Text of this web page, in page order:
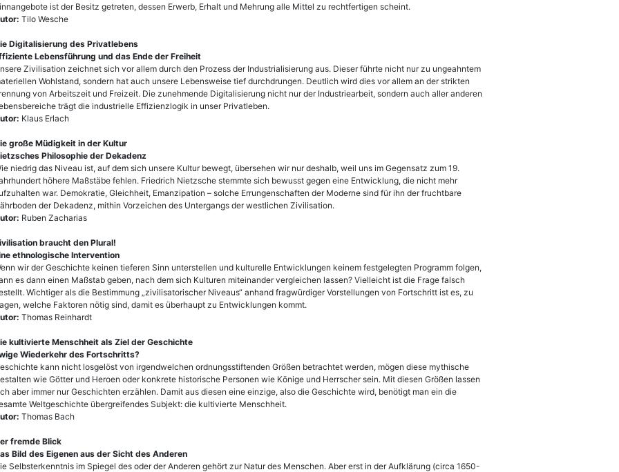
ist der Besitz getreten, dessen Erwerb, Erhalt und Mehrung alle Mittel zu rechtfertigen scheint.
Tilo Wesche
Digitalisierung des Privatlebens
Lebensführung und das Ende der Freiheit
Zivilisation zeichnet sich vor allem durch den Prozess der Industrialisierung aus. Dieser führte nicht nur zu ungeahntem
Wohlstand, sondern hat auch unsere Lebensweise tief durchdrungen. Deutlich wird dies vor allem an der strikten
von Arbeitszeit und Freizeit. Die zunehmende Digitalisierung nicht nur der Industriearbeit, sondern auch aller anderen
trägt die industrielle Effizienzlogik in unser Privatleben.
Klaus Erlach
große Müdigkeit in der Kultur
Philosophie der Dekadenz
niedrig das Niveau ist, auf dem sich unsere Kultur bewegt, übersehen wir nur deshalb, weil uns im Gegensatz zum 19.
höhere Maßstäbe fehlen. Friedrich Nietzsche stemmte sich bewusst gegen eine Entwicklung, die nicht mehr
war. Demokratie, Gleichheit, Emanzipation – solche Errungenschaften der Moderne sind für ihn der fruchtbare
der Dekadenz, mithin Vorzeichen des Untergangs der westlichen Zivilisation.
Ruben Zacharias
braucht den Plural!
ethnologische Intervention
wir der Geschichte keinen tieferen Sinn unterstellen und kulturelle Entwicklungen keinem festgelegten Programm folgen,
es dann einen Maßstab geben, nach dem sich Kulturen miteinander vergleichen lassen? Vielleicht ist die Frage falsch
Wichtiger als die Bestimmung „zivilisatorischer Niveaus“ anhand fragwürdiger Vorstellungen von Fortschritt ist es, zu
welche Faktoren nötig sind, damit es überhaupt zu Entwicklungen kommt.
Thomas Reinhardt
kultivierte Menschheit als Ziel der Geschichte
Wiederkehr des Fortschritts?
kann nicht losgelöst von irgendwelchen ordnungsstiftenden Größen betrachtet werden, mögen diese mythische
wie Götter und Heroen oder konkrete historische Personen wie Könige und Herrscher sein. Mit diesen Größen lassen
aber immer nur Geschichten erzählen. Damit aus diesen eine einzige, also die Geschichte wird, benötigt man ein die
Weltgeschichte übergreifendes Subjekt: die kultivierte Menschheit.
Thomas Bach
fremde Blick
Bild des Eigenen aus der Sicht des Anderen
Selbsterkenntnis im Spiegel des oder der Anderen gehört zur Natur des Menschen. Aber erst in der Aufklärung (circa 1650-